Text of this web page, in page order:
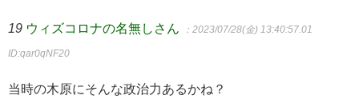
19 ウィズコロナの名無しさん ：2023/07/28(金) 13:40:57.01
ID:qar0qNF20
当時の木原にそんな政治力あるかね？